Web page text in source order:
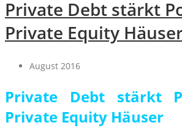
Private Debt stärkt
Private Equity
August 2016
Private Debt stärkt
Private Equity Häuser